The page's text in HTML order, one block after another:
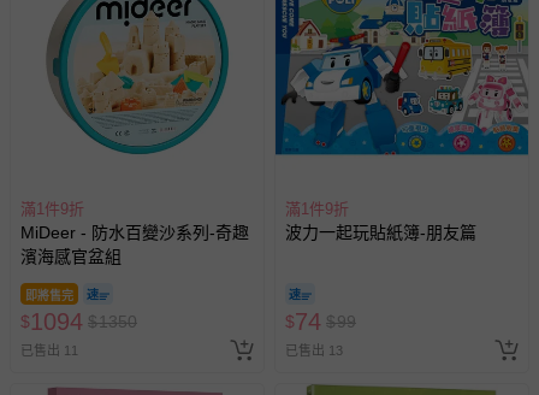
滿1件9折
MiDeer - 防水百變沙系列-奇趣
濱海感官盆組
即將售完
$1094 $1350
已售出 11
滿1件9折
波力一起玩貼紙簿-朋友篇
$74 $99
已售出 13